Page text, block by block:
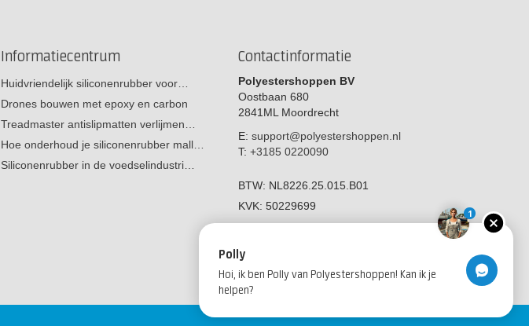
Informatiecentrum
Huidvriendelijk siliconenrubber voor…
Drones bouwen met epoxy en carbon
Treadmaster antislipmatten verlijmen…
Hoe onderhoud je siliconenrubber mall…
Siliconenrubber in de voedselindustri…
Contactinformatie
Polyestershoppen BV
Oostbaan 680
2841ML Moordrecht
E: support@polyestershoppen.nl
T: +3185 0220090
BTW: NL8226.25.015.B01
KVK: 50229699
1
Polly
Hoi, ik ben Polly van Polyestershoppen! Kan ik je
helpen?